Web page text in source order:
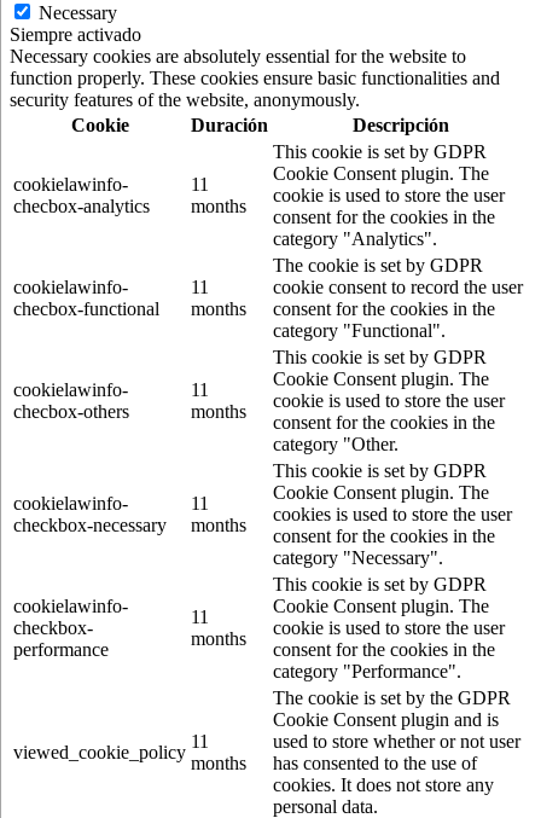
Necessary
Siempre activado
Necessary cookies are absolutely essential for the website to
function properly. These cookies ensure basic functionalities and
security features of the website, anonymously.
Cookie
Duración Descripción
cookielawinfo-
checbox-analytics
11
months
This cookie is set by GDPR
Cookie Consent plugin. The
cookie is used to store the user
consent for the cookies in the
category "Analytics".
cookielawinfo-
checbox-functional
11
months
The cookie is set by GDPR
cookie consent to record the user
consent for the cookies in the
category "Functional".
cookielawinfo-
checbox-others
11
months
This cookie is set by GDPR
Cookie Consent plugin. The
cookie is used to store the user
consent for the cookies in the
category "Other.
cookielawinfo-
checkbox-necessary
11
months
This cookie is set by GDPR
Cookie Consent plugin. The
cookies is used to store the user
consent for the cookies in the
category "Necessary".
cookielawinfo-
checkbox-
performance
11
months
This cookie is set by GDPR
Cookie Consent plugin. The
cookie is used to store the user
consent for the cookies in the
category "Performance".
viewed_cookie_policy
11
months
The cookie is set by the GDPR
Cookie Consent plugin and is
used to store whether or not user
has consented to the use of
cookies. It does not store any
personal data.